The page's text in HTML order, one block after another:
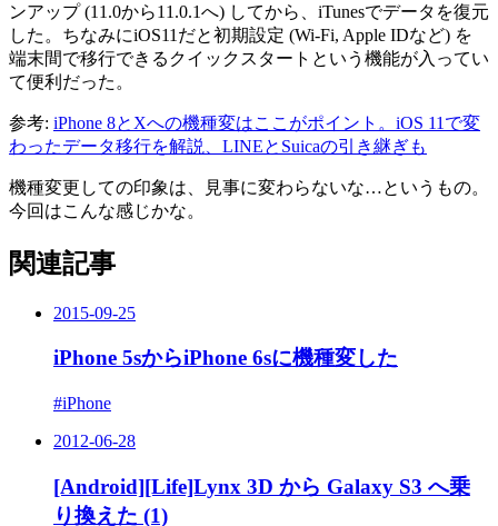
ンアップ (11.0から11.0.1へ) してから、iTunesでデータを復元
した。ちなみにiOS11だと初期設定 (Wi-Fi, Apple IDなど) を
端末間で移行できるクイックスタートという機能が入ってい
て便利だった。
参考: iPhone 8とXへの機種変はここがポイント。iOS 11で変
わったデータ移行を解説、LINEとSuicaの引き継ぎも
機種変更しての印象は、見事に変わらないな…というもの。
今回はこんな感じかな。
関連記事
2015-09-25
iPhone 5sからiPhone 6sに機種変した
#iPhone
2012-06-28
[Android][Life]Lynx 3D から Galaxy S3 へ乗
り換えた (1)